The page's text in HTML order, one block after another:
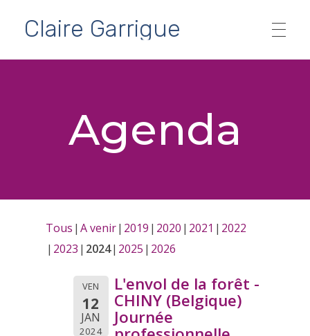
Claire Garrigue
Ados & Adultes
Contes à partager…
Archives
MÉDIAS
FORMATIONS
Agenda
Tous A venir 2019 2020 2021
2022
2023 2024 2025 2026
VEN
12
JAN
2024
L'envol de la forêt -
CHINY (Belgique)
Journée